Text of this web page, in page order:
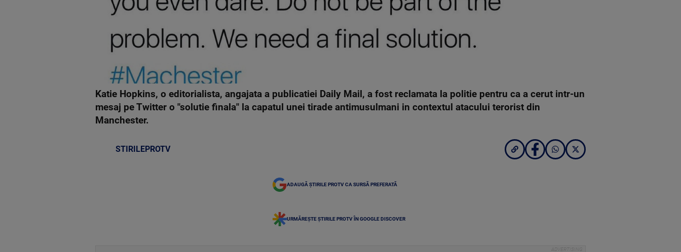
Katie Hopkins, o editorialista, angajata a publicatiei Daily Mail, a fost reclamata la politie pentru ca a cerut intr-un
mesaj pe Twitter o "solutie finala" la capatul unei tirade antimusulmani in contextul atacului terorist din
Manchester.
STIRILEPROTV
ADAUGĂ ȘTIRILE PROTV CA SURSĂ PREFERATĂ
URMĂREȘTE ȘTIRILE PROTV ÎN GOOGLE DISCOVER